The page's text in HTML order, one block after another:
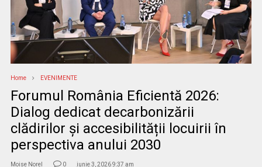
Home EVENIMENTE
Forumul România Eficientă 2026:
Dialog dedicat decarbonizării
clădirilor și accesibilității locuirii în
perspectiva anului 2030
Moise Norel 0 iunie 3, 2026 9:37 am